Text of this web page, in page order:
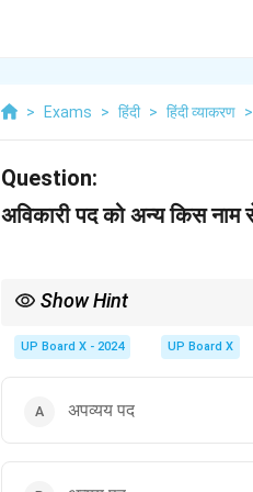
> Exams > हिंदी > हिंदी व्याकरण >
Question:
अविकारी पद को अन्य किस नाम
Show Hint
UP Board X - 2024 UP Board X
अपव्यय पद